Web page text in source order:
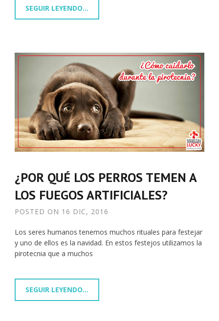
SEGUIR LEYENDO...
¿POR QUÉ LOS PERROS TEMEN A
LOS FUEGOS ARTIFICIALES?
POSTED ON 16 DIC, 2016
Los seres humanos tenemos muchos rituales para festejar
y uno de ellos es la navidad. En estos festejos utilizamos la
pirotecnia que a muchos
SEGUIR LEYENDO...